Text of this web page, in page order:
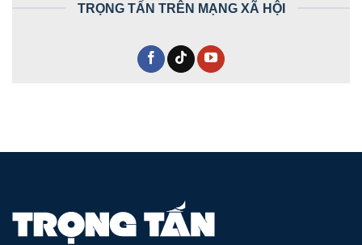
TRỌNG TẤN TRÊN MẠNG XÃ HỘI